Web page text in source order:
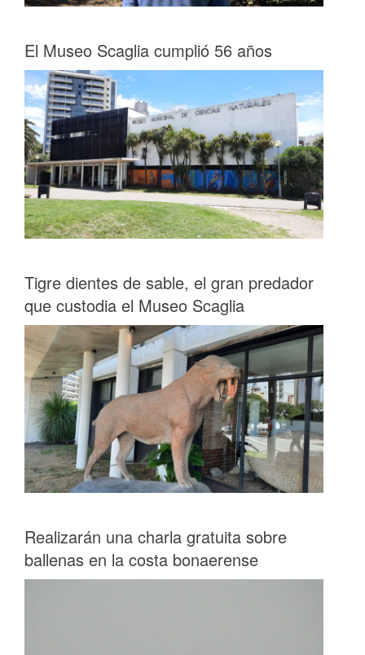
El Museo Scaglia cumplió 56 años
Tigre dientes de sable, el gran predador
que custodia el Museo Scaglia
Realizarán una charla gratuita sobre
ballenas en la costa bonaerense